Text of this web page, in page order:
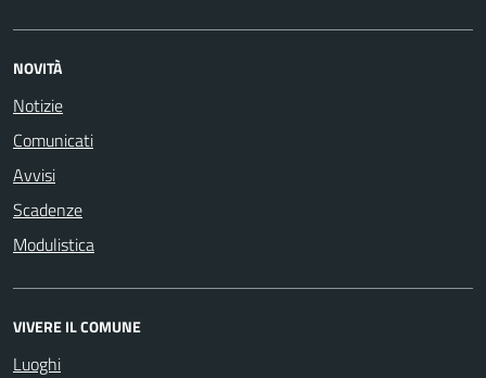
NOVITÀ
Notizie
Comunicati
Avvisi
Scadenze
Modulistica
VIVERE IL COMUNE
Luoghi